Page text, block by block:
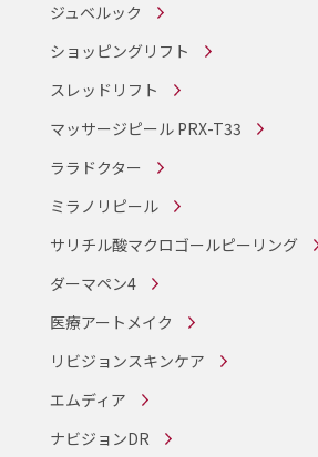
ジュベルック
ショッピングリフト
スレッドリフト
マッサージピール PRX-T33
ララドクター
ミラノリピール
サリチル酸マクロゴールピーリング
ダーマペン4
医療アートメイク
リビジョンスキンケア
エムディア
ナビジョンDR